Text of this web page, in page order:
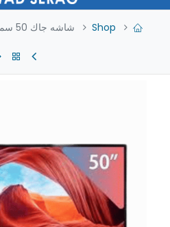
Shop شاشه جاك 50 سمارت بالرسيفر 50JB831 4K